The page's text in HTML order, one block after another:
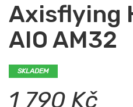
Axisflying
AIO AM32
SKLADEM
1 790 Kč